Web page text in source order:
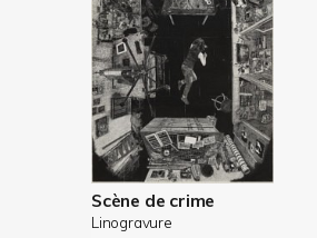
Scène de crime
Linogravure